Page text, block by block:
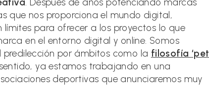
que nos proporciona el mundo digital,
para ofrecer a los proyectos lo que
en el entorno digital y online. Somos
predilección por ámbitos como la filosofía ‘pet
ya estamos trabajando en una
deportivas que anunciaremos muy